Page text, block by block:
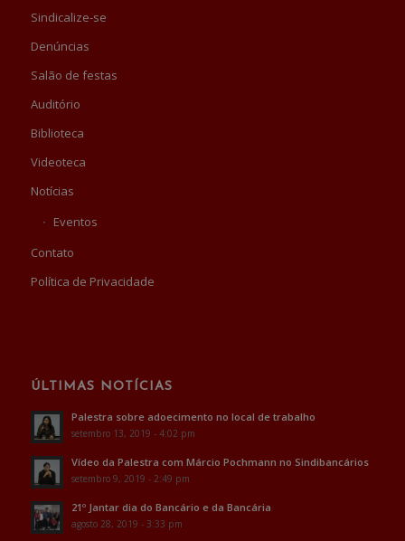
Sindicalize-se
Denúncias
Salão de festas
Auditório
Biblioteca
Videoteca
Notícias
Eventos
Contato
Política de Privacidade
ÚLTIMAS NOTÍCIAS
Palestra sobre adoecimento no local de trabalho
setembro 13, 2019 - 4:02 pm
Vídeo da Palestra com Márcio Pochmann no Sindibancários
setembro 9, 2019 - 2:49 pm
21º Jantar dia do Bancário e da Bancária
agosto 28, 2019 - 3:33 pm